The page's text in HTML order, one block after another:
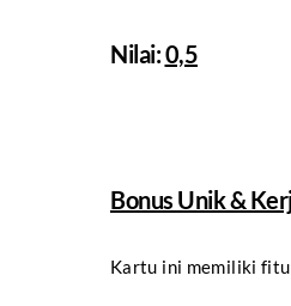
Nilai:0,5
Bonus Unik &
Kartu ini memiliki